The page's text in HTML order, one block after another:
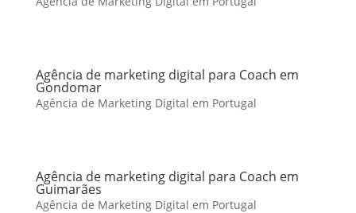
Agência de marketing digital para Coach em
Gondomar
Agência de Marketing Digital em Portugal
Agência de marketing digital para Coach em
Guimarães
Agência de Marketing Digital em Portugal